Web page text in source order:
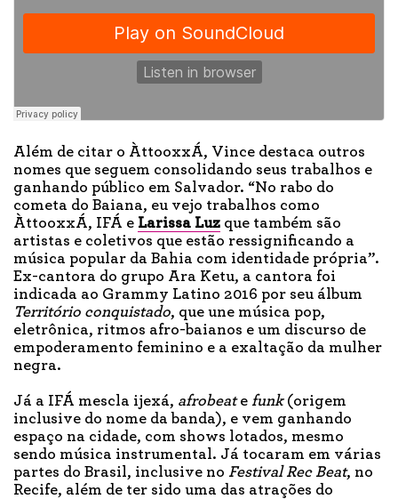
Além de citar o ÀttooxxÁ, Vince destaca outros
nomes que seguem consolidando seus trabalhos e
ganhando público em Salvador. “No rabo do
cometa do Baiana, eu vejo trabalhos como
ÀttooxxÁ, IFÁ e Larissa Luz que também são
artistas e coletivos que estão ressignificando a
música popular da Bahia com identidade própria”.
Ex-cantora do grupo Ara Ketu, a cantora foi
indicada ao Grammy Latino 2016 por seu álbum
Território conquistado, que une música pop,
eletrônica, ritmos afro-baianos e um discurso de
empoderamento feminino e a exaltação da mulher
negra.
Já a IFÁ mescla ijexá, afrobeate funk(origem
inclusive do nome da banda), e vem ganhando
espaço na cidade, com shows lotados, mesmo
sendo música instrumental. Já tocaram em várias
partes do Brasil, inclusive no Festival Rec Beat, no
Recife, além de ter sido uma das atrações do